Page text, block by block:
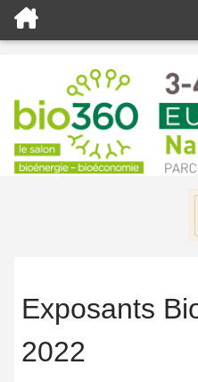
Exposants
2022